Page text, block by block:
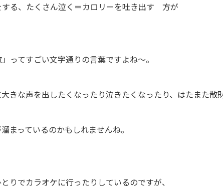
する、たくさん泣く＝カロリーを吐き出す 方が
ってすごい文字通りの言葉ですよね～。
きな声を出したくなったり泣きたくなったり、はたまた散
まっているのかもしれませんね。
りでカラオケに行ったりしているのですが、